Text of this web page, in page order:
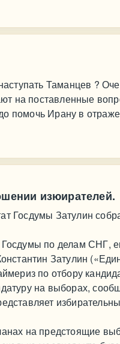
Таманцев ?
на поставленные
помочь Ирану в
изюирателей.
Госдумы Затулин
по делам СНГ,
Затулин
по отбору
на выборах,
на предстоящие